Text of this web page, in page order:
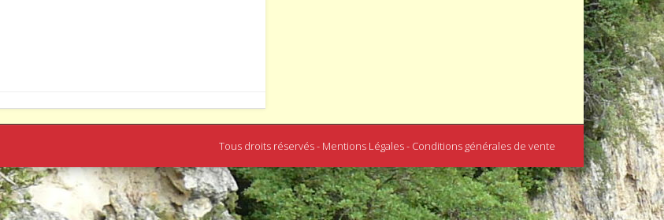
Tous droits réservés - Mentions Légales - Conditions générales de vente